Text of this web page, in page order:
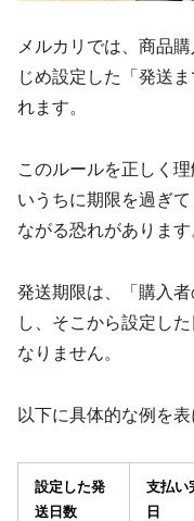
メルカリでは、商品
じめ設定した「発送
れます。
このルールを正しく
いうちに期限を過ぎ
ながる恐れがあります
発送期限は、「購入
し、そこから設定し
なりません。
以下に具体的な例を表
設定した発
送日数
支払い
日